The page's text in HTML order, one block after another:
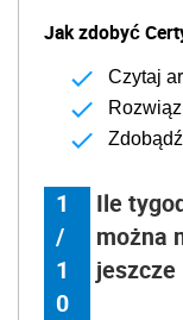
Jak zdobyć
Czytaj
1
/
1
0
Ile
można
jeszcze